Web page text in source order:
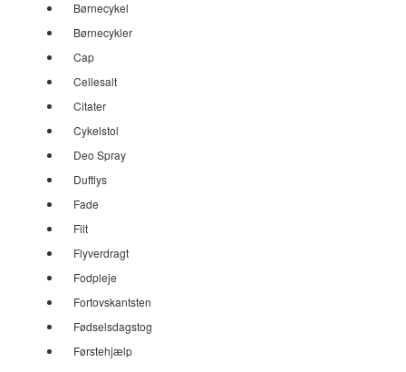
Børnecykel
Børnecykler
Cap
Cellesalt
Citater
Cykelstol
Deo Spray
Duftlys
Fade
Filt
Flyverdragt
Fodpleje
Fortovskantsten
Fødselsdagstog
Førstehjælp